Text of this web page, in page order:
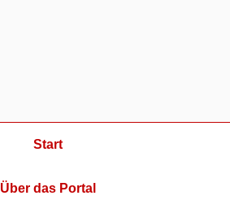
Start
Über das Portal